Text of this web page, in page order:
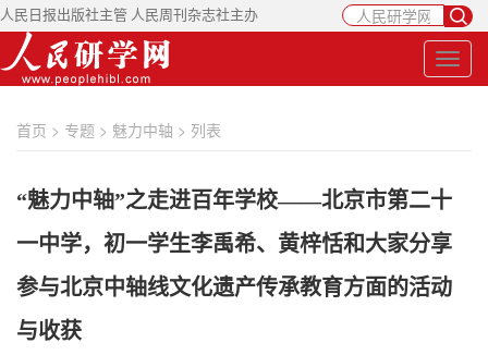
人民日报出版社主管 人民周刊杂志社主办
首页 > 专题 > 魅力中轴 > 列表
“魅力中轴”之走进百年学校——北京市第二十
一中学，初一学生李禹希、黄梓恬和大家分享
参与北京中轴线文化遗产传承教育方面的活动
与收获